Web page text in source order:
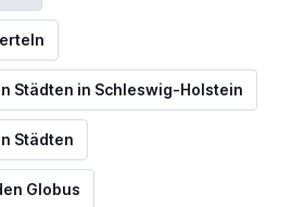
Städten in Schleswig-Holstein
Städten
Globus